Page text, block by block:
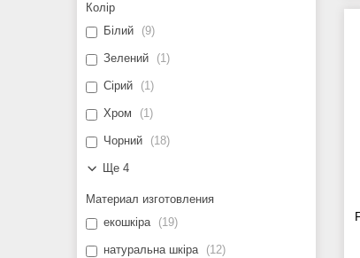
Колір
Білий
9
Зелений 1
Сірий 1
Хром 1
Чорний 18
Ще 4
Материал изготовления
екошкіра
19
натуральна шкіра 12